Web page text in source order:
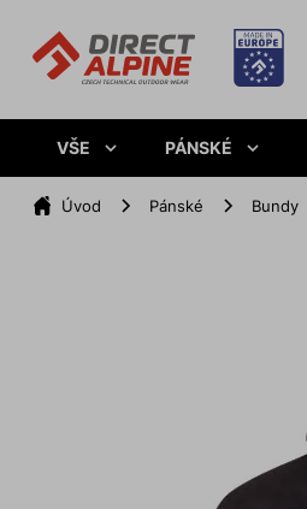
VŠE PÁNSKÉ
Úvod Pánské Bundy